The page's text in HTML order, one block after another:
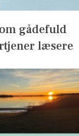
gådefuld
læsere